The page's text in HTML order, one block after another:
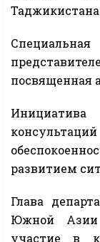
посвященная
развитием
Глава
Южной
участие в